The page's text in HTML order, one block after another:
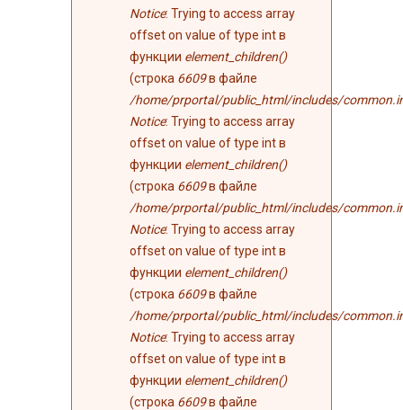
Notice: Trying to access array
offset on value of type int в
функции element_children()
(строка 6609в файле
/home/prportal/public_html/includes/
Notice: Trying to access array
offset on value of type int в
функции element_children()
(строка 6609в файле
/home/prportal/public_html/includes/
Notice: Trying to access array
offset on value of type int в
функции element_children()
(строка 6609в файле
/home/prportal/public_html/includes/
Notice: Trying to access array
offset on value of type int в
функции element_children()
(строка 6609в файле